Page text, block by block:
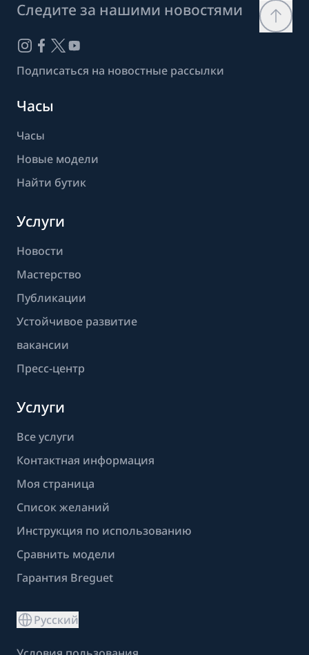
Следите за нашими новостями
Подписаться на новостные рассылки
Часы
Часы
Новые модели
Найти бутик
Услуги
Новости
Мастерство
Публикации
Устойчивое развитие
вакансии
Пресс-центр
Услуги
Все услуги
Контактная информация
Моя страница
Список желаний
Инструкция по использованию
Сравнить модели
Гарантия Breguet
Русский